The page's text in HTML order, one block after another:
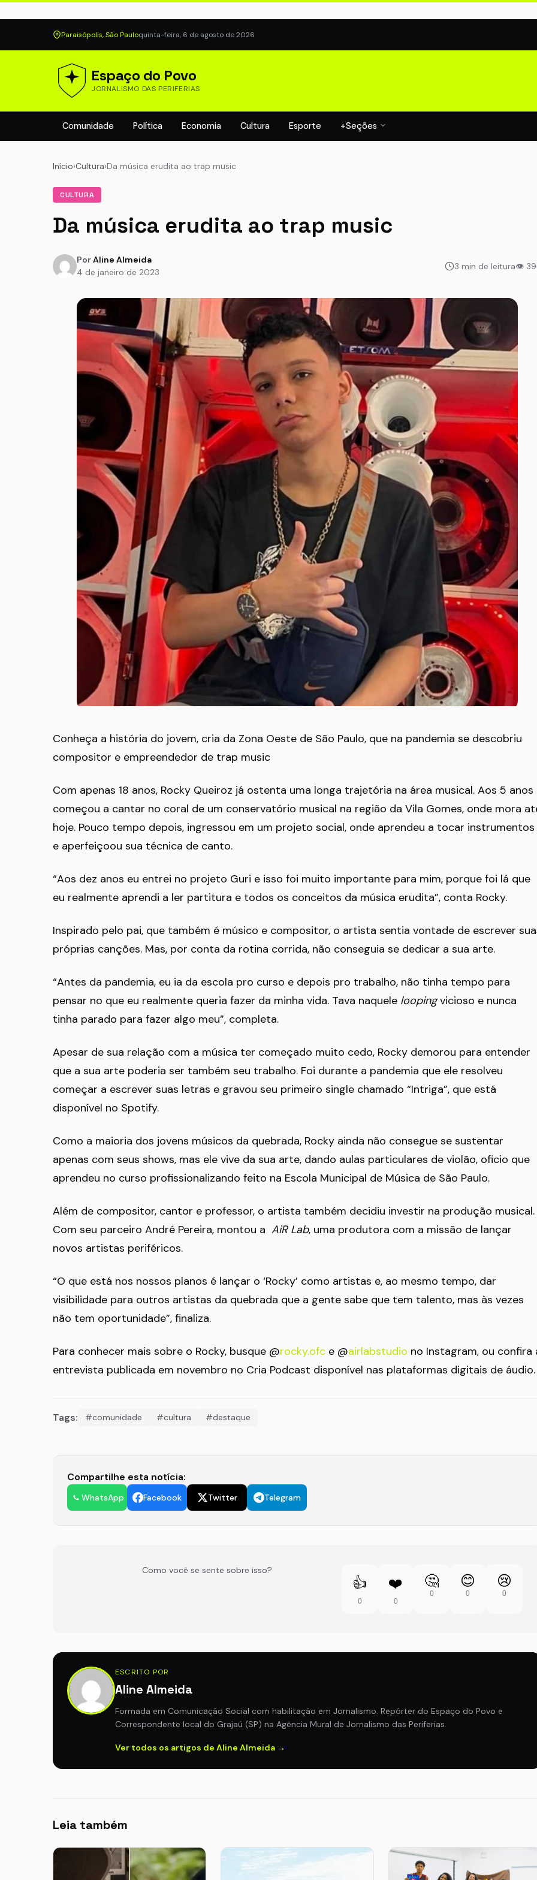
Paraisópolis, São Pauloquinta-feira, 6 de agosto de 2026
Espaço do Povo
JORNALISMO DAS PERIFERIAS
Comunidade Política Economia Cultura Esporte +Seções
Início›Cultura›Da música erudita ao trap music
CULTURA
Da música erudita ao trap music
PorAline Almeida
4 de janeiro de 2023
3 min de leitura👁
Conheça a história do jovem, cria da Zona Oeste de São Paulo, que na pandemia se descobriu
compositor e empreendedor de trap music
Com apenas 18 anos, Rocky Queiroz já ostenta uma longa trajetória na área musical. Aos 5 anos
começou a cantar no coral de um conservatório musical na região da Vila Gomes, onde mora
hoje. Pouco tempo depois, ingressou em um projeto social, onde aprendeu a tocar instrumentos
e aperfeiçoou sua técnica de canto.
“Aos dez anos eu entrei no projeto Guri e isso foi muito importante para mim, porque foi lá que
eu realmente aprendi a ler partitura e todos os conceitos da música erudita”, conta Rocky.
Inspirado pelo pai, que também é músico e compositor, o artista sentia vontade de escrever
próprias canções. Mas, por conta da rotina corrida, não conseguia se dedicar a sua arte.
“Antes da pandemia, eu ia da escola pro curso e depois pro trabalho, não tinha tempo para
pensar no que eu realmente queria fazer da minha vida. Tava naquele loopingvicioso e nunca
tinha parado para fazer algo meu”, completa.
Apesar de sua relação com a música ter começado muito cedo, Rocky demorou para entender
que a sua arte poderia ser também seu trabalho. Foi durante a pandemia que ele resolveu
começar a escrever suas letras e gravou seu primeiro single chamado “Intriga”, que está
disponível no Spotify.
Como a maioria dos jovens músicos da quebrada, Rocky ainda não consegue se sustentar
apenas com seus shows, mas ele vive da sua arte, dando aulas particulares de violão, oficio que
aprendeu no curso profissionalizando feito na Escola Municipal de Música de São Paulo.
Além de compositor, cantor e professor, o artista também decidiu investir na produção musical.
Com seu parceiro André Pereira, montou a AiR Lab, uma produtora com a missão de lançar
novos artistas periféricos.
“O que está nos nossos planos é lançar o ‘Rocky’ como artistas e, ao mesmo tempo, dar
visibilidade para outros artistas da quebrada que a gente sabe que tem talento, mas às vezes
não tem oportunidade”, finaliza.
Para conhecer mais sobre o Rocky, busque @rocky.ofc e @airlabstudio no Instagram, ou confira
entrevista publicada em novembro no Cria Podcast disponível nas plataformas digitais de áudio.
Tags: #comunidade #cultura #destaque
Compartilhe esta notícia:
WhatsApp Facebook Twitter Telegram
Como você se sente sobre isso?
👍
0
❤️
0
🤔
0
😊
0
😢
0
ESCRITO POR
Aline Almeida
Formada em Comunicação Social com habilitação em Jornalismo. Repórter do Espaço do Povo e
Correspondente local do Grajaú (SP) na Agência Mural de Jornalismo das Periferias.
Ver todos os artigos de Aline Almeida →
Leia também